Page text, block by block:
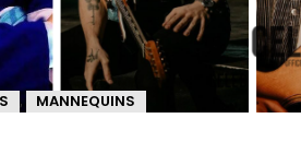
, MANNEQUINS